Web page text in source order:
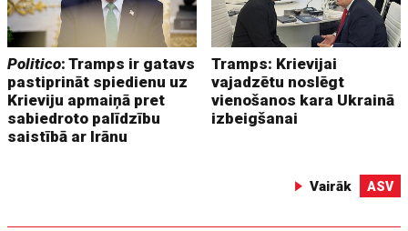
Politico: Tramps ir gatavs
pastiprināt spiedienu uz
Krieviju apmaiņā pret
sabiedroto palīdzību
saistībā ar Irānu
Tramps: Krievijai
vajadzētu noslēgt
vienošanos kara Ukrainā
izbeigšanai
Vairāk ASV